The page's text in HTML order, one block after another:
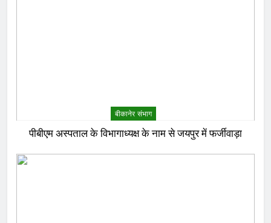
बीकानेर संभाग
पीबीएम अस्पताल के विभागाध्यक्ष के नाम से जयपुर में फर्जीवाड़ा